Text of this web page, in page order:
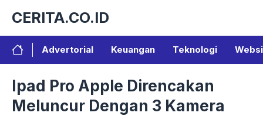
isi
CERITA.CO.ID
Advertorial Keuangan Teknologi
Ipad Pro Apple Direncakan
Meluncur Dengan 3 Kamera